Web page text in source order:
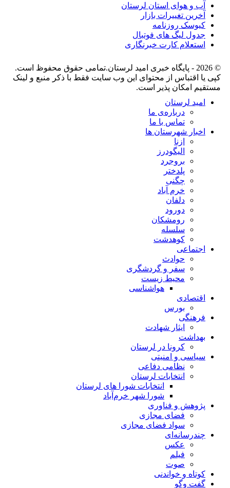
آب و هوای استان لرستان
آخرین تغییرات بازار
کیوسک روزنامه
جدول لیگ های فوتبال
استعلام کارت خبرنگاری
© 2026 - پایگاه خبری اميد لرستان.تمامی حقوق محفوظ است.
کپی یا اقتباس از محتوای این وب سایت فقط با ذکر منبع و لینک
مستقیم امکان پذیر است.
امید لرستان
درباره‌ی ما
تماس با ما
اخبار شهرستان ها
ازنا
الیگودرز
بروجرد
پلدختر
چگنی
خرم آباد
دلفان
دورود
رومشکان
سلسله
کوهدشت
اجتماعی
حوادث
سفر و گردشگری
محیط زیست
هواشناسی
اقتصادی
بورس
فرهنگی
ایثار شهادت
بهداشت
کرونا در لرستان
سیاسی و امنیتی
نظامی دفاعی
انتخابات لرستان
انتخابات شورا های لرستان
شورا شهر خرم‌آباد
پژوهش و فناوری
فضای مجازی
سواد فضای مجازی
چندرسانه‌ای
عكس
فیلم
صوت
کوتاه و خواندنی
گفت وگو